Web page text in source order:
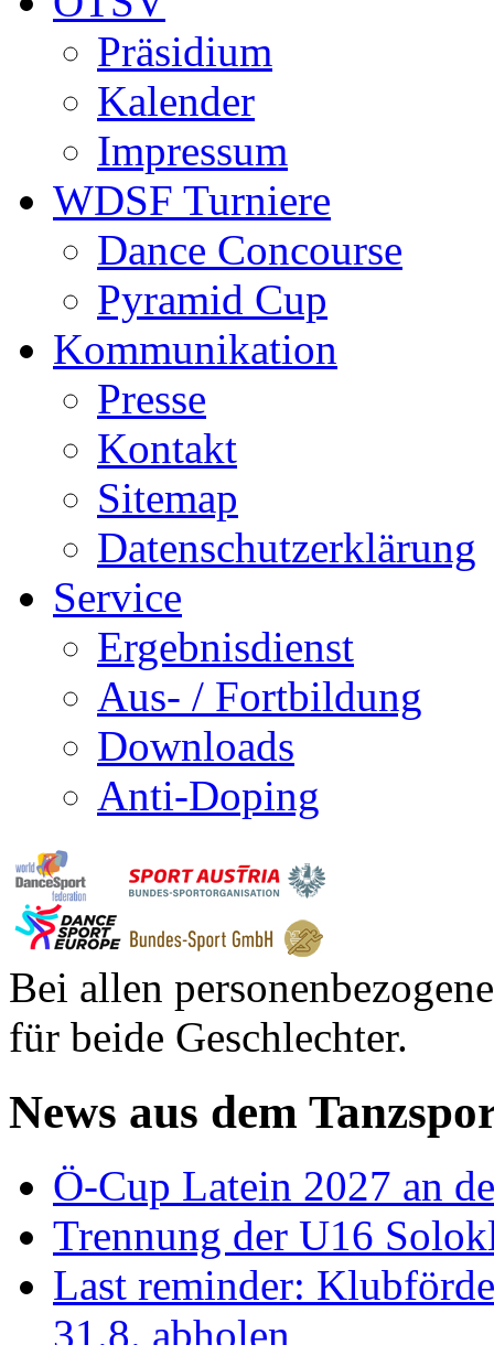
Präsidium
Kalender
Impressum
WDSF Turniere
Dance Concourse
Pyramid Cup
Kommunikation
Presse
Kontakt
Sitemap
Datenschutzerklärung
Service
Ergebnisdienst
Aus- / Fortbildung
Downloads
Anti-Doping
Bei allen
für beide Geschlechter.
News aus dem
Ö-Cup Latein 2027 an
Trennung der U16
Last reminder:
31.8. abholen